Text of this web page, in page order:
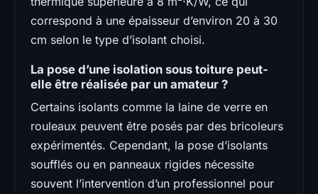
correspond à une épaisseur d’environ 20 à 30
cm selon le type d’isolant choisi.
La pose d’une isolation sous toiture peut-
elle être réalisée par un amateur ?
Certains isolants comme la laine de verre en
rouleaux peuvent être posés par des bricoleurs
expérimentés. Cependant, la pose d’isolants
soufflés ou en panneaux rigides nécessite
souvent l’intervention d’un professionnel pour